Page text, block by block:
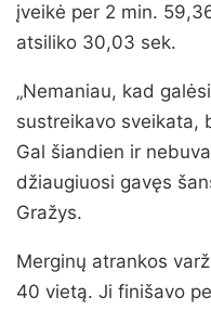
įveikė per 2 min.
atsiliko 30,03 sek.
„Nemaniau, kad
sustreikavo sveikata,
Gal šiandien ir
džiaugiuosi gavęs
Gražys.
Merginų atrankos
40 vietą. Ji finišavo